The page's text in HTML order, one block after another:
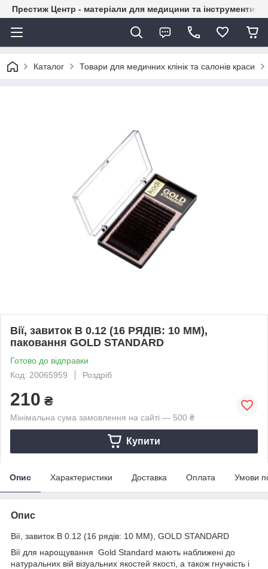
Престиж Центр - матеріали для медицини та інструменти
Каталог Товари для медичних клінік та салонів краси
Вії, завиток B 0.12 (16 РЯДІВ: 10 ММ),
паковання GOLD STANDARD
Готово до відправки
Код: 20065959
Роздріб
210 ₴
Мінімальна сума замовлення на сайті — 500 ₴
Купити
Опис Характеристики Доставка Оплата Умови
Опис
Вії, завиток B 0.12 (16 рядів: 10 ММ), GOLD STANDARD
Вії для нарощування Gold Standard мають наближені до
натуральних вій візуальних якостей якості, а також гнучкість і